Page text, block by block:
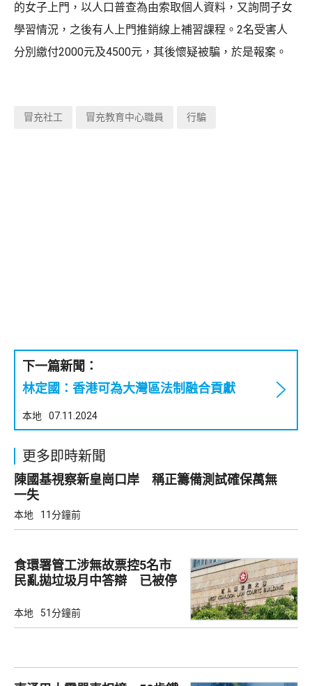
的女子上門，以人口普查為由索取個人資料，又詢問子女
學習情況，之後有人上門推銷線上補習課程。2名受害人
分別繳付2000元及4500元，其後懷疑被騙，於是報案。
冒充社工 冒充教育中心職員 行騙
下一篇新聞：
林定國：香港可為大灣區法制融合貢獻
本地 07.11.2024
更多即時新聞
陳國基視察新皇崗口岸 稱正籌備測試確保萬無
一失
本地 11分鐘前
食環署管工涉無故票控5名市
民亂拋垃圾月中答辯 已被停
本地 51分鐘前